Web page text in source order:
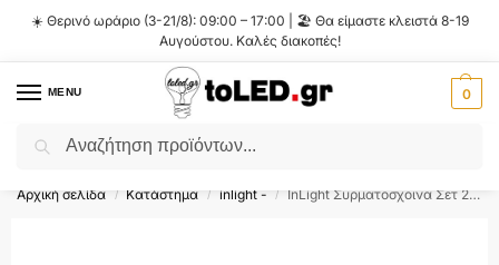
☀️ Θερινό ωράριο (3-21/8): 09:00 – 17:00 | 🏖️ Θα είμαστε κλειστά 8-19
Αυγούστου. Καλές διακοπές!
MENU 0
Flash Sale ⚡ 10% Έκπτωση με τον κωδικό
Αρχική σελίδα / Κατάστημα / inlight - / InLight Συρματοσχοινα Σετ 2τεμ για Ράγα (TC004)